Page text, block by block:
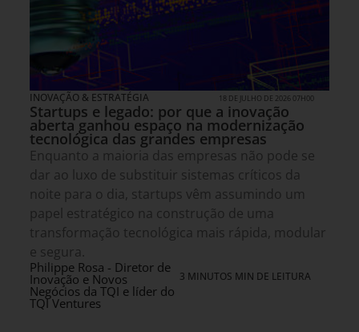
INOVAÇÃO & ESTRATÉGIA 18 DE JULHO DE 2026 07H00
Startups e legado: por que a inovação
aberta ganhou espaço na modernização
tecnológica das grandes empresas
Enquanto a maioria das empresas não pode se
dar ao luxo de substituir sistemas críticos da
noite para o dia, startups vêm assumindo um
papel estratégico na construção de uma
transformação tecnológica mais rápida, modular
e segura.
Philippe Rosa - Diretor de
Inovação e Novos
Negócios da TQI e líder do
TQI Ventures
3 MINUTOS MIN DE LEITURA